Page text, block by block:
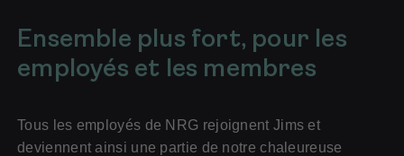
Ensemble plus fort, pour les
employés et les membres
Tous les employés de NRG rejoignent Jims et
deviennent ainsi une partie de notre chaleureuse
pour les entreprises